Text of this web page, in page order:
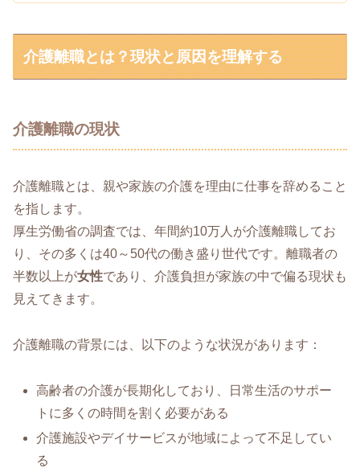
介護離職とは？現状と原因を理解する
介護離職の現状
介護離職とは、親や家族の介護を理由に仕事を辞めること
を指します。
厚生労働省の調査では、年間約10万人が介護離職してお
り、その多くは40～50代の働き盛り世代です。離職者の
半数以上が女性であり、介護負担が家族の中で偏る現状も
見えてきます。
介護離職の背景には、以下のような状況があります：
高齢者の介護が長期化しており、日常生活のサポー
トに多くの時間を割く必要がある
介護施設やデイサービスが地域によって不足してい
る